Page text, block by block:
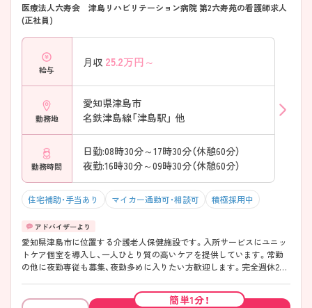
医療法人六寿会 津島リハビリテーション病院 第2六寿苑の看護師求人
(正社員)
給与
月収 25.2万円～
勤務地
愛知県津島市
名鉄津島線「津島駅」 他
勤務時間
日勤:08時30分～17時30分（休憩60分）
夜勤:16時30分～09時30分（休憩60分）
住宅補助・手当あり マイカー通勤可・相談可 積極採用中
愛知県津島市に位置する介護老人保健施設です。入所サービスにユニッ
トケア個室を導入し、一人ひとり質の高いケアを提供しています。常勤
の他に夜勤専従も募集、夜勤多めに入りたい方歓迎します。完全週休2日
しますのでお気軽にご相談ください。
簡単1分！